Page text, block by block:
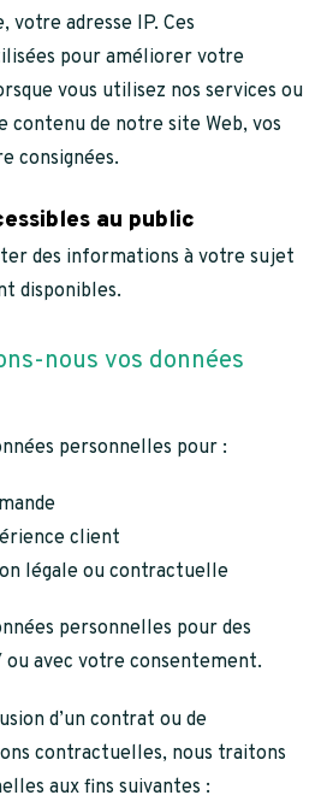
votre adresse IP. Ces
pour améliorer votre
vous utilisez nos services ou
contenu de notre site Web, vos
consignées.
au public
des informations à votre sujet
disponibles.
nous vos données
personnelles pour :
client
légale ou contractuelle
personnelles pour des
avec votre consentement.
d’un contrat ou de
contractuelles, nous traitons
aux fins suivantes :